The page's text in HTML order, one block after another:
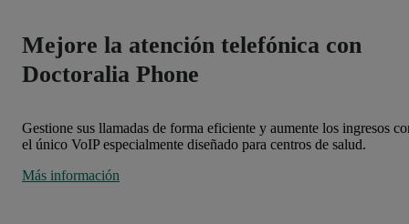
Mejore la atención telefónica con
Doctoralia Phone
Gestione sus llamadas de forma eficiente y aumente los ingresos
el único VoIP especialmente diseñado para centros de salud.
Más información